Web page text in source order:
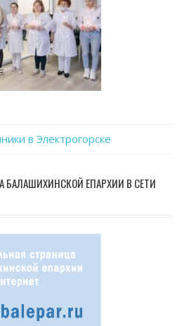
в Электрогорске
ЕПАРХИИ В СЕТИ